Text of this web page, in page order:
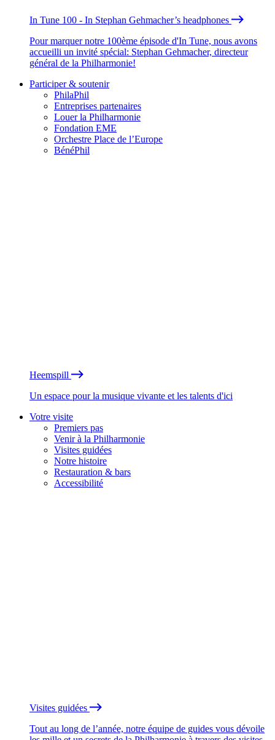
In Tune 100 - In Stephan Gehmacher’s headphones
Pour marquer notre 100ème épisode d'In Tune, nous avons
accueilli un invité spécial: Stephan Gehmacher, directeur
général de la Philharmonie!
Participer & soutenir
PhilaPhil
Entreprises partenaires
Louer la Philharmonie
Fondation EME
Orchestre Place de l’Europe
BénéPhil
Heemspill
Un espace pour la musique vivante et les talents d'ici
Votre visite
Premiers pas
Venir à la Philharmonie
Visites guidées
Notre histoire
Restauration & bars
Accessibilité
Visites guidées
Tout au long de l’année, notre équipe de guides vous dévoile